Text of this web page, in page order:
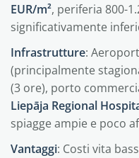
EUR/m², periferia 800-
significativamente
Infrastrutture:
(principalmente
(3 ore), porto
Liepāja Regional
spiagge ampie e poco
Vantaggi: Costi vita